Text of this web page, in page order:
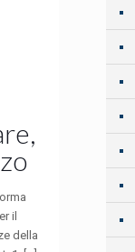
il
della